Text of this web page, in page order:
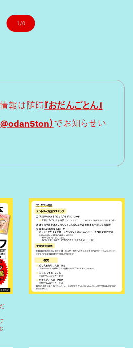
1/0
報は随時『おだんごとん』
） でお知らせい